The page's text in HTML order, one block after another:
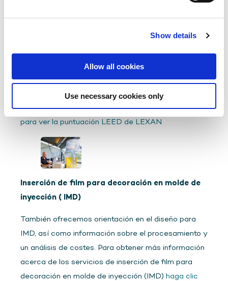
Show details
Allow all cookies
Use necessary cookies only
y diseñadores a lograr el éxito en el lucrativo ámbito
conseguir la certificación LEED (Liderazgo en
Energía y Diseño Ecológico) ofreciendo luz natural,
optimizando el rendimiento energético y
aprovechando el contenido reciclado.Haga clic aquí
para ver la puntuación LEED de LEXAN
Inserción de film para decoración en molde de
inyección ( IMD)
También ofrecemos orientación en el diseño para
IMD, así como información sobre el procesamiento y
un análisis de costes. Para obtener más información
acerca de los servicios de inserción de film para
decoración en molde de inyección (IMD) haga clic